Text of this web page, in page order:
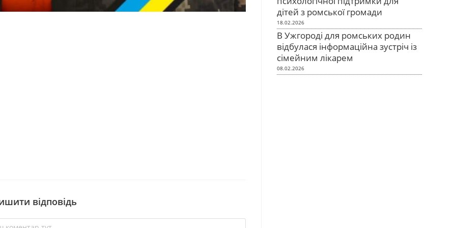
відповідь
дітей з ромської громади
18.02.2026
В Ужгороді для ромських родин
відбулася інформаційна зустріч із
сімейним лікарем
08.02.2026